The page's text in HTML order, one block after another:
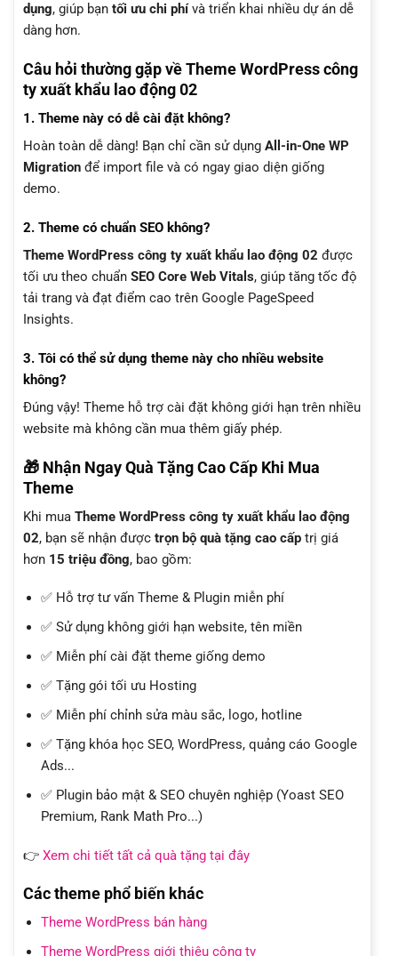
dụng, giúp bạn tối ưu chi phívà triển khai nhiều dự án dễ
dàng hơn.
Câu hỏi thường gặp về Theme WordPress công
ty xuất khẩu lao động 02
1. Theme này có dễ cài đặt không?
Hoàn toàn dễ dàng! Bạn chỉ cần sử dụng All-in-One WP
Migration để import file và có ngay giao diện giống
demo.
2. Theme có chuẩn SEO không?
Theme WordPress công ty xuất khẩu lao động 02 được
tối ưu theo chuẩn SEO Core Web Vitals, giúp tăng tốc độ
tải trang và đạt điểm cao trên Google PageSpeed
Insights.
3. Tôi có thể sử dụng theme này cho nhiều website
không?
Đúng vậy! Theme hỗ trợ cài đặt không giới hạn trên nhiều
website mà không cần mua thêm giấy phép.
🎁 Nhận Ngay Quà Tặng Cao Cấp Khi Mua
Theme
Khi mua Theme WordPress công ty xuất khẩu lao động
02, bạn sẽ nhận được trọn bộ quà tặng cao cấp trị giá
hơn 15 triệu đồng, bao gồm:
✅ Hỗ trợ tư vấn Theme & Plugin miễn phí
✅ Sử dụng không giới hạn website, tên miền
✅ Miễn phí cài đặt theme giống demo
✅ Tặng gói tối ưu Hosting
✅ Miễn phí chỉnh sửa màu sắc, logo, hotline
✅ Tặng khóa học SEO, WordPress, quảng cáo Google
Ads...
✅ Plugin bảo mật & SEO chuyên nghiệp (Yoast SEO
Premium, Rank Math Pro...)
👉 Xem chi tiết tất cả quà tặng tại đây
Các theme phổ biến khác
Theme WordPress bán hàng
Theme WordPress giới thiệu công ty